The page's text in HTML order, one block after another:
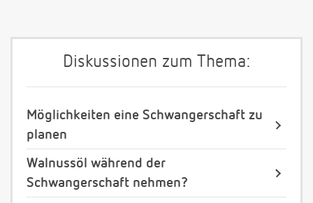
Diskussionen zum Thema:
Möglichkeiten eine Schwangerschaft zu
planen
Walnussöl während der
Schwangerschaft nehmen?